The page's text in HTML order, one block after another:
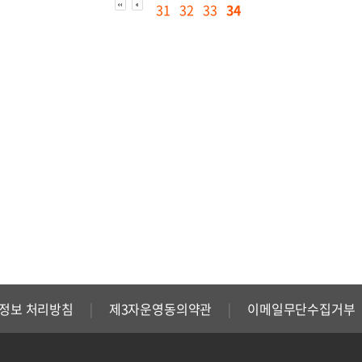
31 32 33 34
보 처리방침 제3자운영동의약관 이메일무단수집거부